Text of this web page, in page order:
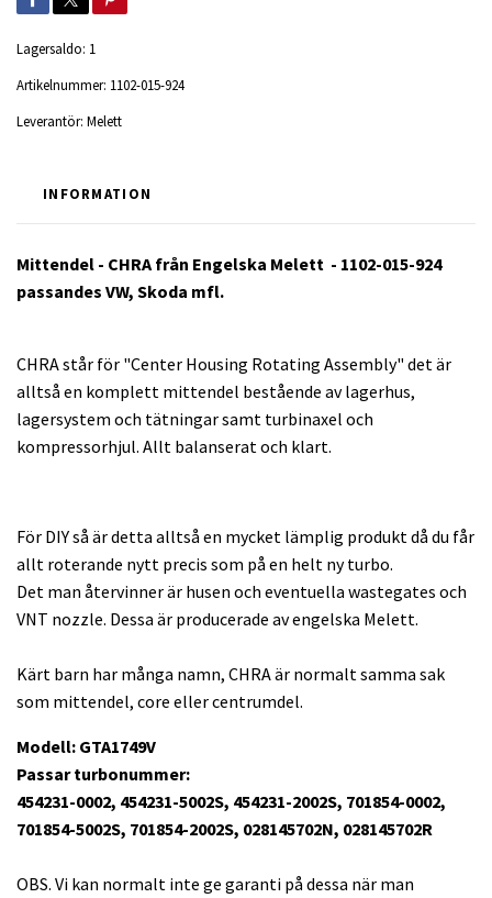
Lagersaldo: 1
Artikelnummer: 1102-015-924
Leverantör: Melett
INFORMATION
Mittendel - CHRA från Engelska Melett - 1102-015-924
passandes VW, Skoda mfl.
CHRA står för "Center Housing Rotating Assembly" det är
alltså en komplett mittendel bestående av lagerhus,
lagersystem och tätningar samt turbinaxel och
kompressorhjul. Allt balanserat och klart.
För DIY så är detta alltså en mycket lämplig produkt då du får
allt roterande nytt precis som på en helt ny turbo.
Det man återvinner är husen och eventuella wastegates och
VNT nozzle. Dessa är producerade av engelska Melett.
Kärt barn har många namn, CHRA är normalt samma sak
som mittendel, core eller centrumdel.
Modell: GTA1749V
Passar turbonummer:
454231-0002, 454231-5002S, 454231-2002S, 701854-0002,
701854-5002S, 701854-2002S, 028145702N, 028145702R
OBS. Vi kan normalt inte ge garanti på dessa när man